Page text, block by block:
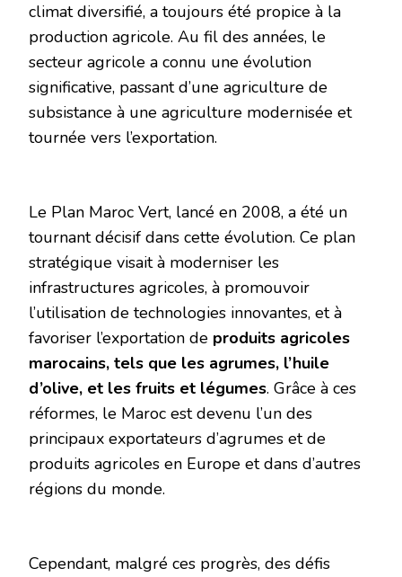
climat diversifié, a toujours été propice à la
production agricole. Au fil des années, le
secteur agricole a connu une évolution
significative, passant d’une agriculture de
subsistance à une agriculture modernisée et
tournée vers l’exportation.
Le Plan Maroc Vert, lancé en 2008, a été un
tournant décisif dans cette évolution. Ce plan
stratégique visait à moderniser les
infrastructures agricoles, à promouvoir
l’utilisation de technologies innovantes, et à
favoriser l’exportation de produits agricoles
marocains, tels que les agrumes, l’huile
d’olive, et les fruits et légumes. Grâce à ces
réformes, le Maroc est devenu l’un des
principaux exportateurs d’agrumes et de
produits agricoles en Europe et dans d’autres
régions du monde.
Cependant, malgré ces progrès, des défis